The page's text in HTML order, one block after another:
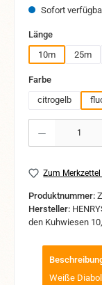
Sofort
Längeauswählen
10m
25m
Farbeauswählen
citrogelb
Produkt Anzahl:
Zum
Produktnummer:
Hersteller:
den Kuhwiesen
Weiße